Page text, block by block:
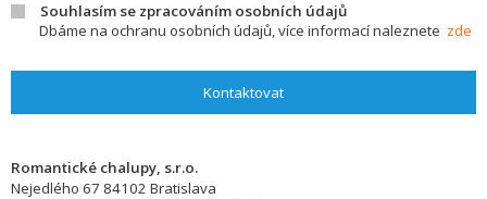
Souhlasím se zpracováním osobních údajů
Dbáme na ochranu osobních údajů, více informací naleznete zde
Kontaktovat
Romantické chalupy, s.r.o.
Nejedlého 67 84102 Bratislava